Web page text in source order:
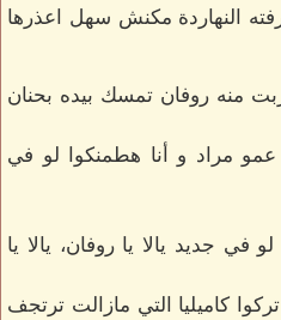
النهاردة مكنش سهل اعذرها
منه روفان تمسك بيده بحنان
مراد و أنا هطمنكوا لو في
في جديد يالا يا روفان، يالا يا
كاميليا التي مازالت ترتجف